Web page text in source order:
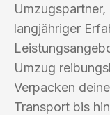
langjähriger
Umzug
Verpacken
Transport bis